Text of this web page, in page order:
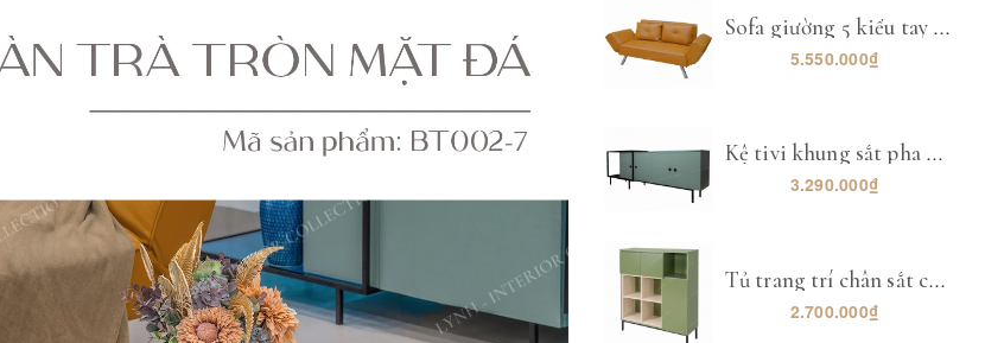
Sofa giường 5 kiểu tay LYNH-SF003
5.550.000₫
Kệ tivi khung sắt pha kính LYNH-KTV008
3.290.000₫
Tủ trang trí chân sắt chia ô LYNH-TT003
2.700.000₫